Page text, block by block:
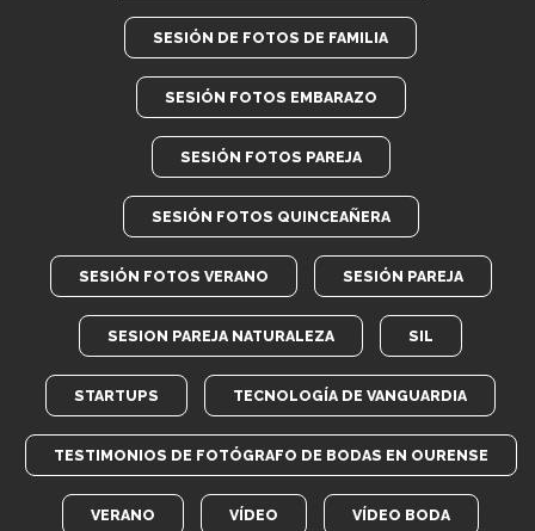
SESIÓN DE FOTOS DE FAMILIA
SESIÓN FOTOS EMBARAZO
SESIÓN FOTOS PAREJA
SESIÓN FOTOS QUINCEAÑERA
SESIÓN FOTOS VERANO SESIÓN PAREJA
SESION PAREJA NATURALEZA SIL
STARTUPS TECNOLOGÍA DE VANGUARDIA
TESTIMONIOS DE FOTÓGRAFO DE BODAS EN OURENSE
VERANO VÍDEO VÍDEO BODA